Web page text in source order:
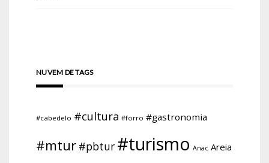
NUVEM DE TAGS
#cabedelo #cultura #forro #gastronomia
#mtur #pbtur #turismo Anac Areia